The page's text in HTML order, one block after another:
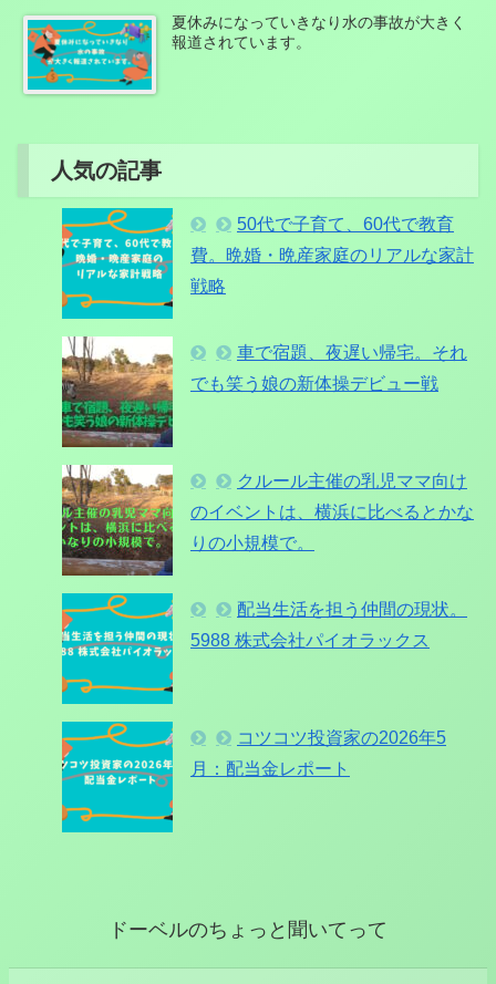
夏休みになっていきなり水の事故が大きく
報道されています。
人気の記事
50代で子育て、60代で教育
費。晩婚・晩産家庭のリアルな家計
戦略
車で宿題、夜遅い帰宅。それ
でも笑う娘の新体操デビュー戦
クルール主催の乳児ママ向け
のイベントは、横浜に比べるとかな
りの小規模で。
配当生活を担う仲間の現状。
5988 株式会社パイオラックス
コツコツ投資家の2026年5
月：配当金レポート
ドーベルのちょっと聞いてって